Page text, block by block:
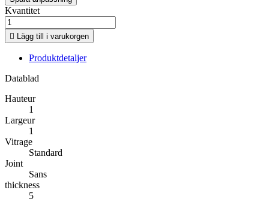
Kvantitet
 Lägg till i varukorgen
Produktdetaljer
Datablad
Hauteur
1
Largeur
1
Vitrage
Standard
Joint
Sans
thickness
5